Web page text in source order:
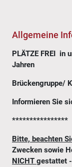
Allgemeine
PLÄTZE FREI in
Jahren
Brückengruppe/
Informieren Sie
****************
Bitte, beachten
Zwecken sowie
NICHT gestattet